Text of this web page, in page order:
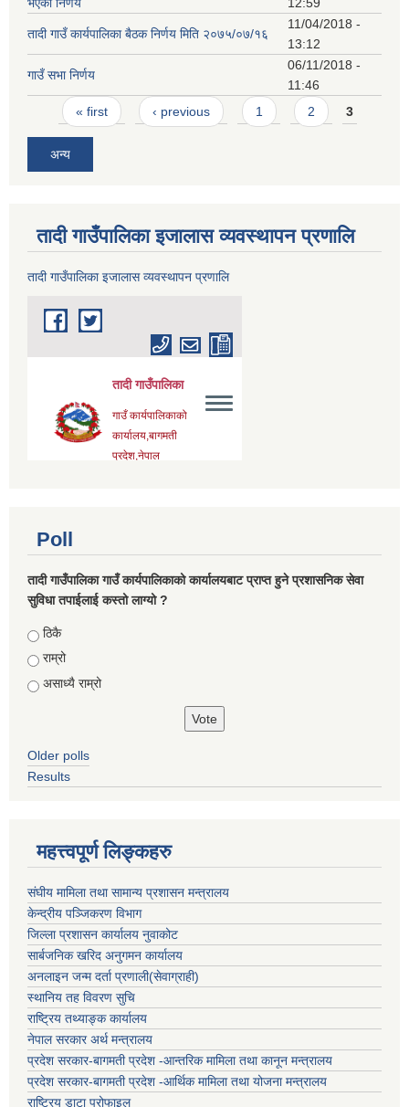
भएको निर्णय
12:59
तादी गाउँ कार्यपालिका बैठक निर्णय मिति २०७५/०७/१६
11/04/2018 -
13:12
गाउँ सभा निर्णय
06/11/2018 -
11:46
Pages
« first ‹ previous 1 2 3
अन्य
तादी गाउँपालिका इजालास व्यवस्थापन प्रणालि
तादी गाउँपालिका इजालास व्यवस्थापन प्रणालि
Poll
तादी गाउँपालिका गाउँ कार्यपालिकाको कार्यालयबाट प्राप्त हुने प्रशासनिक सेवा
सुविधा तपाईलाई कस्तो लाग्यो ?
Choices
ठिकै
राम्रो
असाध्यै राम्रो
Older polls
Results
महत्त्वपूर्ण लिङ्कहरु
संघीय मामिला तथा सामान्य प्रशासन मन्त्रालय
केन्द्रीय पञ्जिकरण विभाग
जिल्ला प्रशासन कार्यालय नुवाकोट
सार्बजनिक खरिद अनुगमन कार्यालय
अनलाइन जन्म दर्ता प्रणाली(सेवाग्राही)
स्थानिय तह विवरण सुचि
राष्ट्रिय तथ्याङ्क कार्यालय
नेपाल सरकार अर्थ मन्त्रालय
प्रदेश सरकार-बागमती प्रदेश -आन्तरिक मामिला तथा कानून मन्त्रालय
प्रदेश सरकार-बागमती प्रदेश -आर्थिक मामिला तथा योजना मन्त्रालय
राष्ट्रिय डाटा प्रोफाइल